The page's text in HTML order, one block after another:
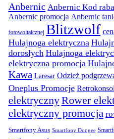
Anbernic Anbernic Kod
Anbernic promocja Anbernic
fotowoltaicznej Blitzwolf
Hulajnoga elektryczna
dorosłych Hulajnoga
elektryczna promocja
Kawa Laresar Odzież
Oneplus Promocje
elektrycznyRower
elektryczny promocja
Smartfony Asus Smartfony Doogee